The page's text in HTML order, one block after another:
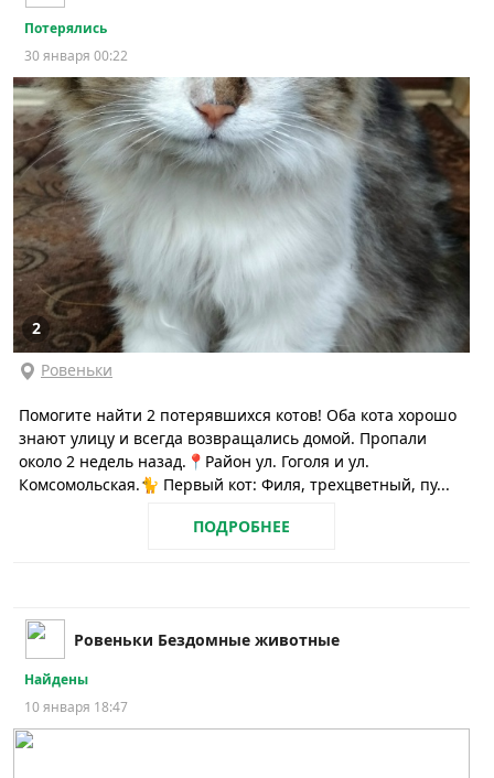
Потерялись
30 января 00:22
2
Ровеньки
Помогите найти 2 потерявшихся котов! Оба кота хорошо
знают улицу и всегда возвращались домой. Пропали
около 2 недель назад.📍Район ул. Гоголя и ул.
Комсомольская.🐈 Первый кот: Филя, трехцветный, пу...
ПОДРОБНЕЕ
Ровеньки Бездомные животные
Найдены
10 января 18:47